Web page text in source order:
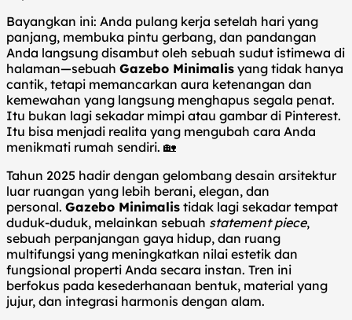
Bayangkan ini: Anda pulang kerja setelah hari yang
panjang, membuka pintu gerbang, dan pandangan
Anda langsung disambut oleh sebuah sudut istimewa di
halaman—sebuah Gazebo Minimalis yang tidak hanya
cantik, tetapi memancarkan aura ketenangan dan
kemewahan yang langsung menghapus segala penat.
Itu bukan lagi sekadar mimpi atau gambar di Pinterest.
Itu bisa menjadi realita yang mengubah cara Anda
menikmati rumah sendiri. 🏡
Tahun 2025 hadir dengan gelombang desain arsitektur
luar ruangan yang lebih berani, elegan, dan
personal. Gazebo Minimalis tidak lagi sekadar tempat
duduk-duduk, melainkan sebuah statement piece,
sebuah perpanjangan gaya hidup, dan ruang
multifungsi yang meningkatkan nilai estetik dan
fungsional properti Anda secara instan. Tren ini
berfokus pada kesederhanaan bentuk, material yang
jujur, dan integrasi harmonis dengan alam.